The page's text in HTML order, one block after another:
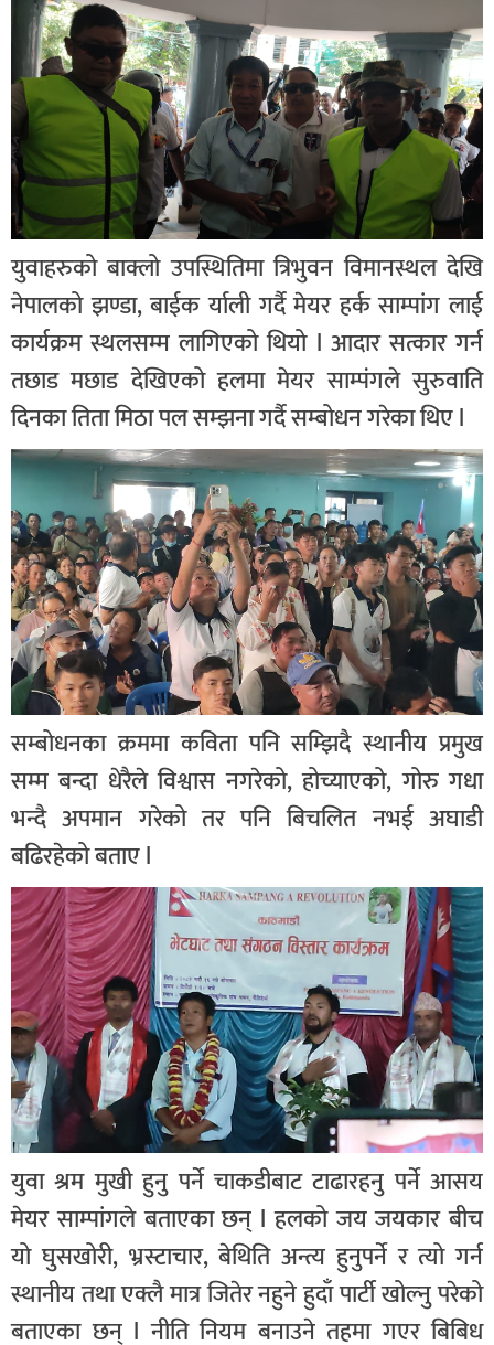
युवाहरुको बाक्लो उपस्थितिमा त्रिभुवन विमानस्थल देखि
नेपालको झण्डा, बाईक र्याली गर्दै मेयर हर्क साम्पांग लाई
कार्यक्रम स्थलसम्म लागिएको थियो l आदार सत्कार गर्न
तछाड मछाड देखिएको हलमा मेयर साम्पंगले सुरुवाति
दिनका तिता मिठा पल सम्झना गर्दै सम्बोधन गरेका थिए l
सम्बोधनका क्रममा कविता पनि सम्झिदै स्थानीय प्रमुख
सम्म बन्दा धेरैले विश्वास नगरेको, होच्याएको, गोरु गधा
भन्दै अपमान गरेको तर पनि बिचलित नभई अघाडी
बढिरहेको बताए l
युवा श्रम मुखी हुनु पर्ने चाकडीबाट टाढारहनु पर्ने आसय
मेयर साम्पांगले बताएका छन् l हलको जय जयकार बीच
यो घुसखोरी, भ्रस्टाचार, बेथिति अन्त्य हुनुपर्ने र त्यो गर्न
स्थानीय तथा एक्लै मात्र जितेर नहुने हुदाँ पार्टी खोल्नु परेको
बताएका छन् l नीति नियम बनाउने तहमा गएर बिबिध